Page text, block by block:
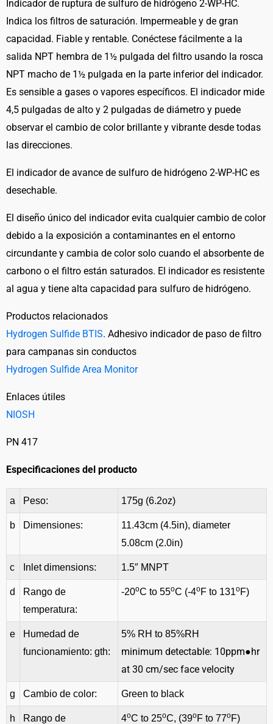
Capacity
HC)
cantidad
Indicador de ruptura de sulfuro de hidrógeno 2-WP-HC.
Indica los filtros de saturación. Impermeable y de gran
capacidad. Fiable y rentable. Conéctese fácilmente a la
salida NPT hembra de 1½ pulgada del filtro usando la rosca
NPT macho de 1½ pulgada en la parte inferior del indicador.
Es sensible a gases o vapores específicos. El indicador mide
4,5 pulgadas de alto y 2 pulgadas de diámetro y puede
observar el cambio de color brillante y vibrante desde todas
las direcciones.
El indicador de avance de sulfuro de hidrógeno 2-WP-HC es
desechable.
El diseño único del indicador evita cualquier cambio de color
debido a la exposición a contaminantes en el entorno
circundante y cambia de color solo cuando el absorbente de
carbono o el filtro están saturados. El indicador es resistente
al agua y tiene alta capacidad para sulfuro de hidrógeno.
Productos relacionados
Hydrogen Sulfide BTIS. Adhesivo indicador de paso de filtro
para campanas sin conductos
Hydrogen Sulfide Area Monitor
Enlaces útiles
NIOSH
PN 417
Especificaciones del producto
a Peso: 175g (6.2oz)
b Dimensiones:
11.43cm (4.5in), diameter
5.08cm (2.0in)
c Inlet dimensions: 1.5″ MNPT
d
Rango de
temperatura:
-20oC to 55oC (-4oF to 131oF)
e
Humedad de
funcionamiento: gth:
5% RH to 85%RH
minimum detectable: 10ppm●hr
at 30 cm/sec face velocity
g Cambio de color: Green to black
h Rango de 4oC to 25oC, (39oF to 77oF)